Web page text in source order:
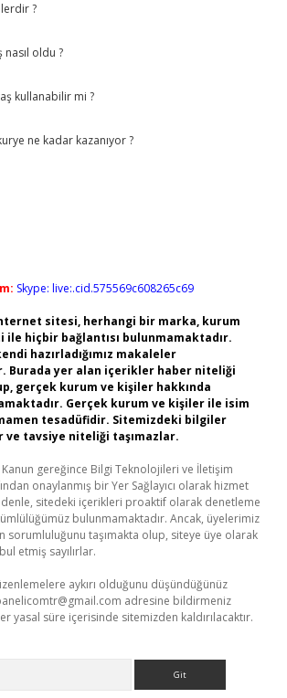
?
nasıl oldu ?
kullanabilir mi ?
ne kadar kazanıyor ?
Skype: live:.cid.575569c608265c69
sitesi, herhangi bir marka, kurum
ile hiçbir bağlantısı bulunmamaktadır.
hazırladığımız makaleler
Burada yer alan içerikler haber niteliği
gerçek kurum ve kişiler hakkında
Gerçek kurum ve kişiler ile isim
tesadüfidir. Sitemizdeki bilgiler
tavsiye niteliği taşımazlar.
Kanun gereğince Bilgi Teknolojileri ve İletişim
onaylanmış bir Yer Sağlayıcı olarak hizmet
sitedeki içerikleri proaktif olarak denetleme
bulunmamaktadır. Ancak, üyelerimiz
sorumluluğunu taşımakta olup, siteye üye olarak
etmiş sayılırlar.
aykırı olduğunu düşündüğünüz
adresine bildirmeniz
yasal süre içerisinde sitemizden kaldırılacaktır.